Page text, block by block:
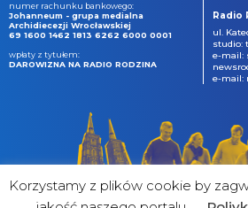
numer rachunku bankowego:
Johanneum - grupa medialna
Archidiecezji Wrocławskiej
69 1600 1462 1813 6262 6000 0001
wpłaty z tytułem:
DAROWIZNA NA RADIO RODZINA
Radio
ul.
studio:
e-mail:
e-mail:
Korzystamy z plików cookie by